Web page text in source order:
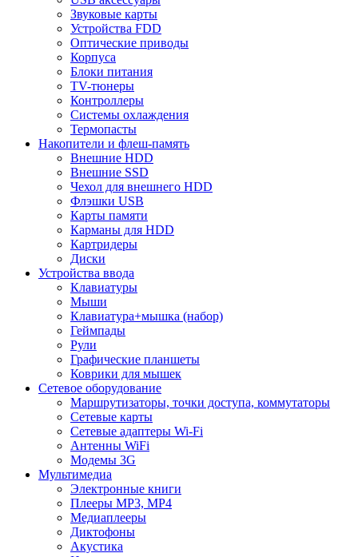
Звуковые карты
Устройства FDD
Оптические приводы
Корпуса
Блоки питания
TV-тюнеры
Контроллеры
Системы охлаждения
Термопасты
Накопители и флеш-память
Внешние HDD
Внешние SSD
Чехол для внешнего HDD
Флэшки USB
Карты памяти
Карманы для HDD
Картридеры
Диски
Устройства ввода
Клавиатуры
Мыши
Клавиатура+мышка (набор)
Геймпады
Рули
Графические планшеты
Коврики для мышек
Сетевое оборудование
Маршрутизаторы, точки доступа, коммутаторы
Сетевые карты
Сетевые адаптеры Wi-Fi
Антенны WiFi
Модемы 3G
Мультимедиа
Электронные книги
Плееры MP3, MP4
Медиаплееры
Диктофоны
Акустика